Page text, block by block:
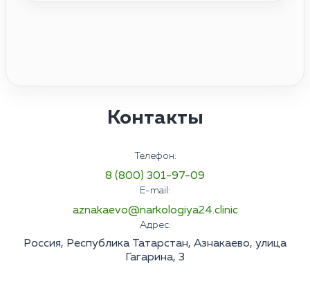
Контакты
Телефон:
8 (800) 301-97-09
E-mail:
aznakaevo@narkologiya24.clinic
Адрес:
Россия, Республика Татарстан, Азнакаево, улица
Гагарина, 3